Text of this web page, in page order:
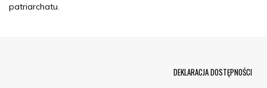
patriarchatu.
DEKLARACJA DOSTĘPNOŚCI